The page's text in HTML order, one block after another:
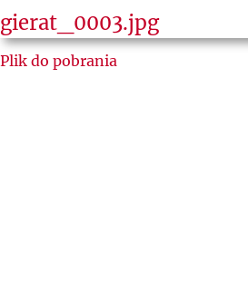
Des
Hommes
Plik do pobrania